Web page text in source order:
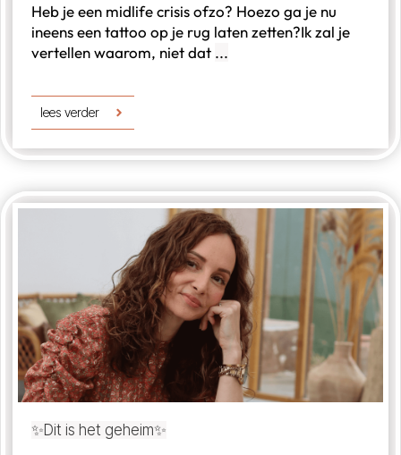
Heb je een midlife crisis ofzo? Hoezo ga je nu
ineens een tattoo op je rug laten zetten?Ik zal je
vertellen waarom, niet dat ...
lees verder
✨Dit is het geheim✨